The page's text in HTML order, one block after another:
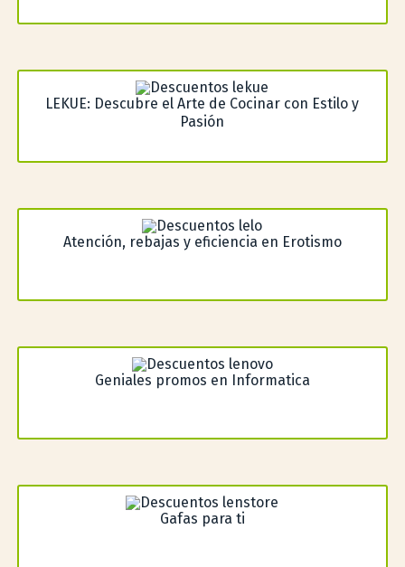
LEKUE: Descubre el Arte de Cocinar con Estilo y
Pasión
Atención, rebajas y eficiencia en Erotismo
Geniales promos en Informatica
Gafas para ti